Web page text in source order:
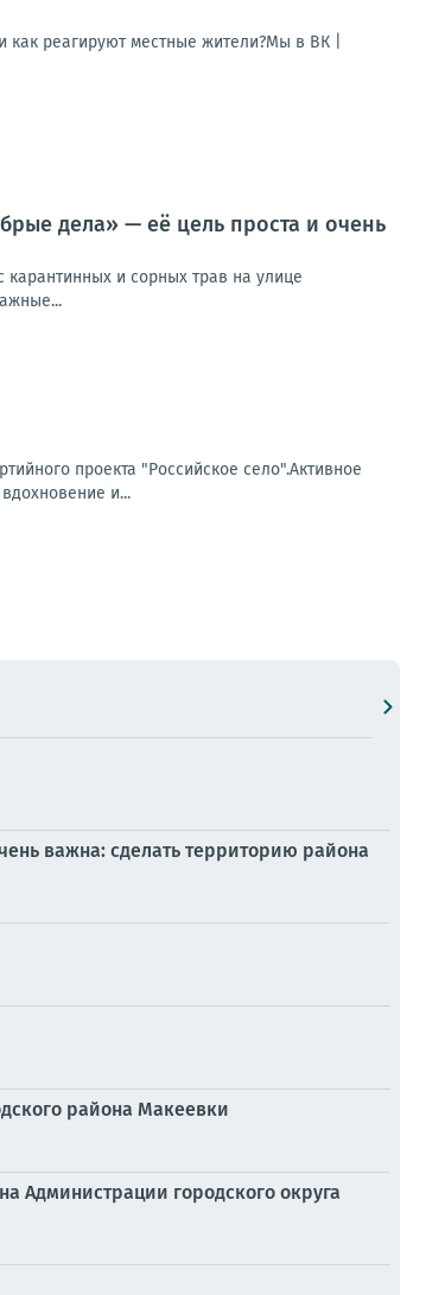
реагируют местные жители?Мы в ВК |
дела» — её цель проста и очень
и сорных трав на улице
проекта "Российское село".Активное
и...
важна: сделать территорию района
района Макеевки
Администрации городского округа